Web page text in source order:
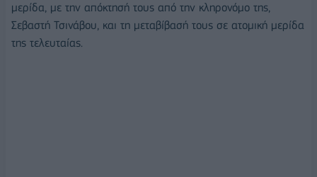
μερίδα, με την απόκτησή τους από την κληρονόμο της,
Σεβαστή Τσινάβου, και τη μεταβίβασή τους σε ατομική μερίδα
της τελευταίας.